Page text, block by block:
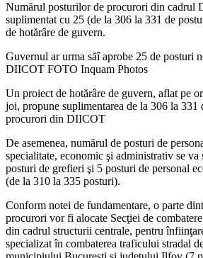
Numărul posturilor de procurori din cadrul
suplimentat cu 25 (de la 306 la 331 de
de hotărâre de guvern.
Guvernul ar urma săî aprobe 25 de posturi
DIICOT FOTO Inquam Photos
Un proiect de hotărâre de guvern, aflat pe
joi, propune suplimentarea de la 306 la 331
procurori din DIICOT
De asemenea, numărul de posturi de
specialitate, economic şi administrativ se va
posturi de grefieri şi 5 posturi de personal
(de la 310 la 335 posturi).
Conform notei de fundamentare, o parte
procurori vor fi alocate Secţiei de
din cadrul structurii centrale, pentru
specializat în combaterea traficului stradal